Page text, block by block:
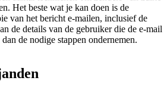
Het beste wat je kan doen is de
van het bericht e-mailen, inclusief de
de details van de gebruiker die de e-mail
de nodige stappen ondernemen.